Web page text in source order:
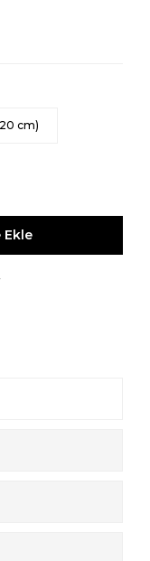
cm)
Ekle